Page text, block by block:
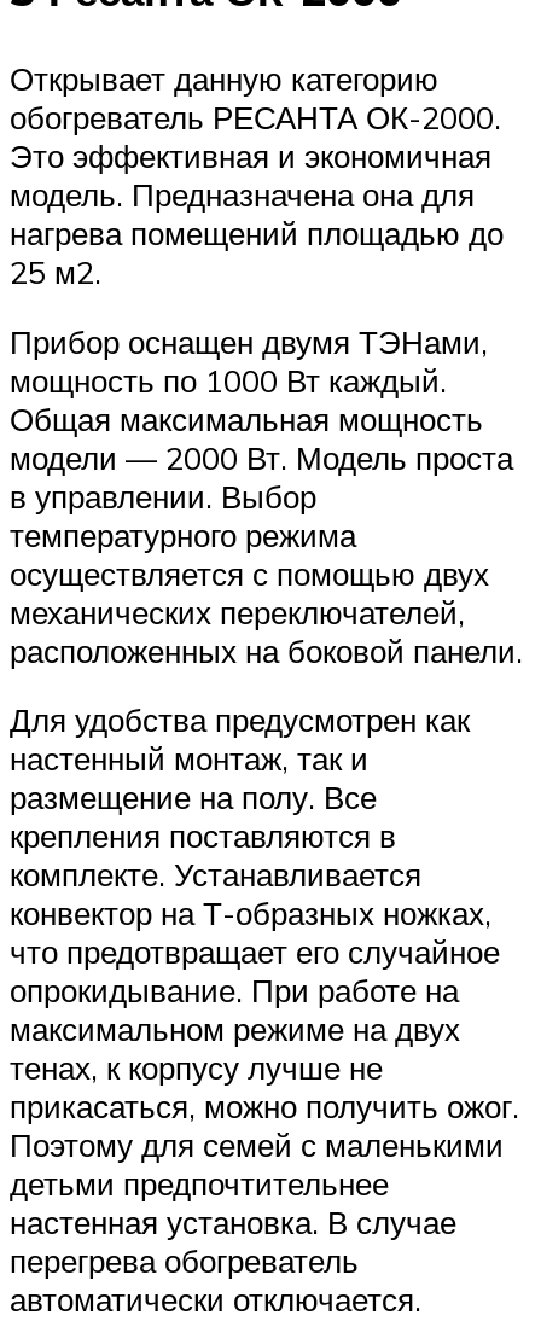
Открывает данную категорию
обогреватель РЕСАНТА ОК-2000.
Это эффективная и экономичная
модель. Предназначена она для
нагрева помещений площадью до
25 м2.
Прибор оснащен двумя ТЭНами,
мощность по 1000 Вт каждый.
Общая максимальная мощность
модели — 2000 Вт. Модель проста
в управлении. Выбор
температурного режима
осуществляется с помощью двух
механических переключателей,
расположенных на боковой панели.
Для удобства предусмотрен как
настенный монтаж, так и
размещение на полу. Все
крепления поставляются в
комплекте. Устанавливается
конвектор на Т-образных ножках,
что предотвращает его случайное
опрокидывание. При работе на
максимальном режиме на двух
тенах, к корпусу лучше не
прикасаться, можно получить ожог.
Поэтому для семей с маленькими
детьми предпочтительнее
настенная установка. В случае
перегрева обогреватель
автоматически отключается.